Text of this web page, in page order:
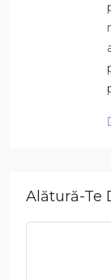
Alătură-Te